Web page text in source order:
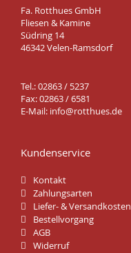
Fa. Rotthues GmbH
Fliesen & Kamine
Südring 14
46342 Velen-Ramsdorf
Tel.: 02863 / 5237
Fax: 02863 / 6581
E-Mail: info@rotthues.de
Kundenservice
Kontakt
Zahlungsarten
Liefer- & Versandkosten
Bestellvorgang
AGB
Widerruf